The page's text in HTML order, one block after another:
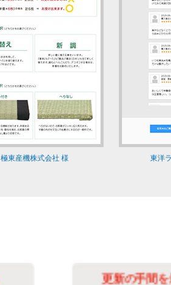
極東産機株式会社 様 東洋
更新の手間を最小限に